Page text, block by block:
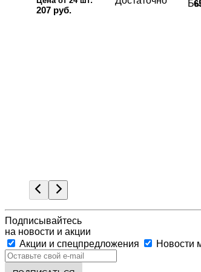
207 руб.
Подписывайтесь
на новости и акции
Акции и спецпредложения
Новости